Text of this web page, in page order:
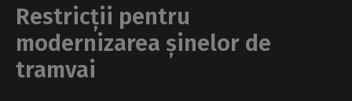
Restricții pentru
modernizarea șinelor de
tramvai